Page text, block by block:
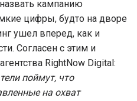
кампанию
цифры, будто на дворе
ушел вперед, как и
Согласен с этим и
RightNow Digital:
поймут, что
на охват